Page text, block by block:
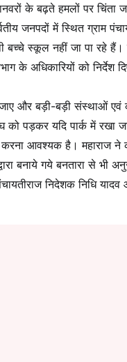
के बढ़ते हमलों पर चिंता
जनपदों में स्थित ग्राम
बच्चे स्कूल नहीं जा पा रहे
के अधिकारियों को निर्देश
और बड़ी-बड़ी संस्थाओं एवं
पड़कर यदि पार्क में रखा
आवश्यक है। महाराज ने
बनाये गये बनतारा से भी
निदेशक निधि यादव